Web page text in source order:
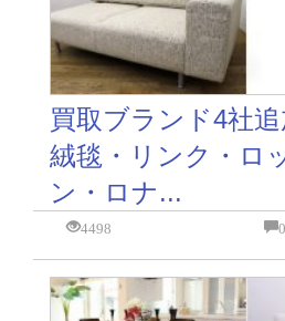
買取ブランド4社
絨毯・リンク・ロ
ン・ロナ...
4498 0